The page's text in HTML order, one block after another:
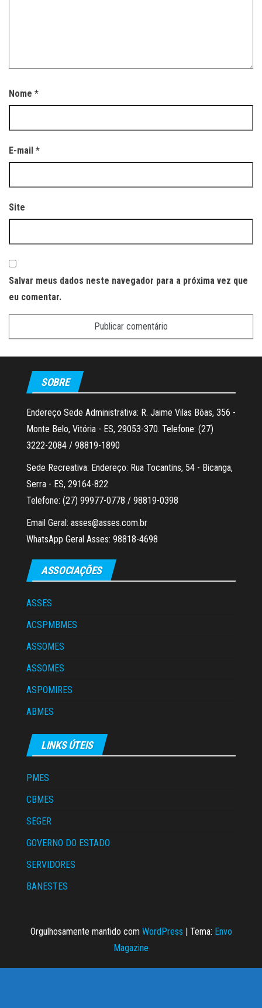
Nome *
E-mail *
Site
Salvar meus dados neste navegador para a próxima vez que
eu comentar.
SOBRE
Endereço Sede Administrativa: R. Jaime Vilas Bôas, 356 -
Monte Belo, Vitória - ES, 29053-370. Telefone: (27)
3222-2084 / 98819-1890
Sede Recreativa: Endereço: Rua Tocantins, 54 - Bicanga,
Serra - ES, 29164-822
Telefone: (27) 99977-0778 / 98819-0398
Email Geral: asses@asses.com.br
WhatsApp Geral Asses: 98818-4698
ASSOCIAÇÕES
ASSES
ACSPMBMES
ASSOMES
ASSOMES
ASPOMIRES
ABMES
LINKS ÚTEIS
PMES
CBMES
SEGER
GOVERNO DO ESTADO
SERVIDORES
BANESTES
Orgulhosamente mantido com WordPress | Tema: Envo
Magazine